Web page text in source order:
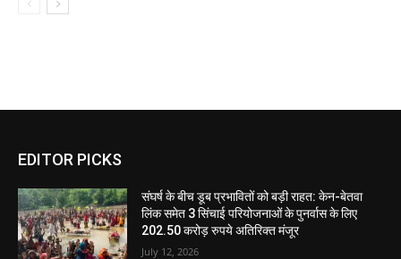
EDITOR PICKS
संघर्ष के बीच डूब प्रभावितों को बड़ी राहत: केन-बेतवा
लिंक समेत 3 सिंचाई परियोजनाओं के पुनर्वास के लिए
202.50 करोड़ रुपये अतिरिक्त मंजूर
July 12, 2026